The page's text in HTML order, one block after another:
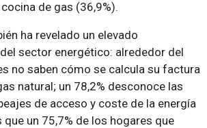
de gas (36,9%).
ha revelado un elevado
sector energético: alrededor del
no saben cómo se calcula su factura
natural; un 78,2% desconoce las
de acceso y coste de la energía
un 75,7% de los hogares que